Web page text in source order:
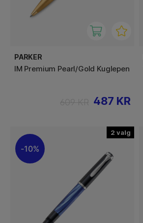
PARKER
IM Premium Pearl/Gold Kuglepen
487 KR
2
10%